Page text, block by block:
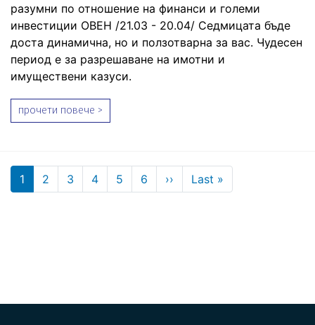
разумни по отношение на финанси и големи
инвестиции ОВЕН /21.03 - 20.04/ Седмицата бъде
доста динамична, но и ползотварна за вас. Чудесен
период е за разрешаване на имотни и
имуществени казуси.
прочети повече >
Pagination
1 2 3 4 5 6 ›› Next page
Last »